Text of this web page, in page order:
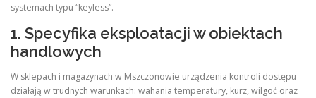
systemach typu “keyless”.
1. Specyfika eksploatacji w obiektach
handlowych
W sklepach i magazynach w Mszczonowie urządzenia kontroli dostępu
działają w trudnych warunkach: wahania temperatury, kurz, wilgoć oraz